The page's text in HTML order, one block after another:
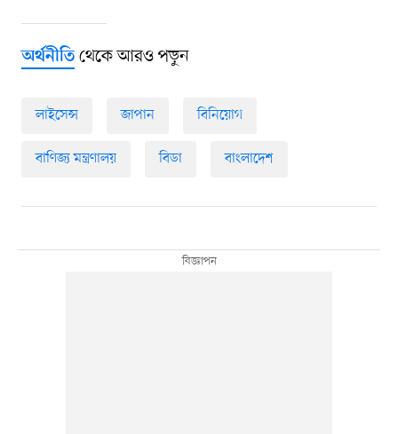
অর্থনীতিথেকে আরও পড়ুন
লাইসেন্স জাপান বিনিয়োগ
বাণিজ্য মন্ত্রণালয় বিডা বাংলাদেশ